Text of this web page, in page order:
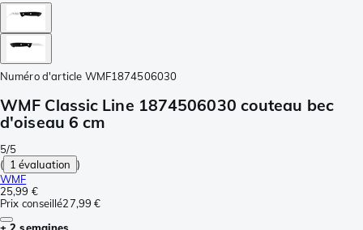
Numéro d'article WMF1874506030
WMF Classic Line 1874506030 couteau bec
d'oiseau 6 cm
5/5
( 1 évaluation )
WMF
25,99 €
Prix conseillé27,99 €